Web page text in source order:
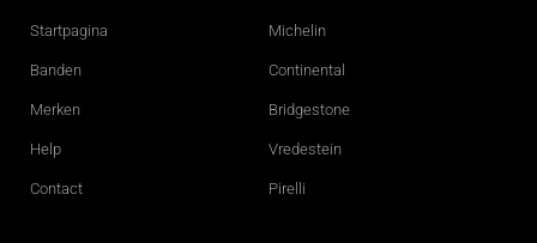
o
g
r
Startpagina
Banden
Merken
Help
Contact
Michelin
Continental
Bridgestone
Vredestein
Pirelli